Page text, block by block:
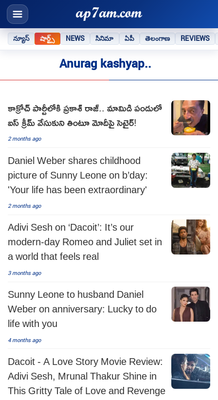
న్యూస్ షార్ట్స్ NEWS సినిమా ఏపీ తెలంగాణ REVIEWS
Anurag kashyap..
కాక్రోచ్ పార్టీలోకి ప్రకాశ్ రాజ్.. మామిడి పండులో
ఐస్ క్రీమ్ వేసుకుని తింటూ మోదీపై సెటైర్!
2 months ago
Daniel Weber shares childhood
picture of Sunny Leone on b’day:
'Your life has been extraordinary'
2 months ago
Adivi Sesh on ‘Dacoit’: It’s our
modern-day Romeo and Juliet set in
a world that feels real
3 months ago
Sunny Leone to husband Daniel
Weber on anniversary: Lucky to do
life with you
4 months ago
Dacoit - A Love Story Movie Review:
Adivi Sesh, Mrunal Thakur Shine in
This Gritty Tale of Love and Revenge